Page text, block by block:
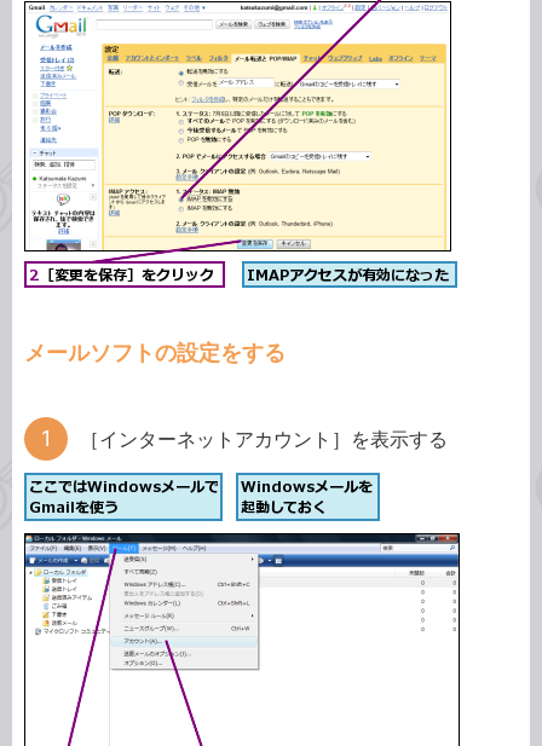
メールソフトの設定をする
［インターネットアカウント］を表示する